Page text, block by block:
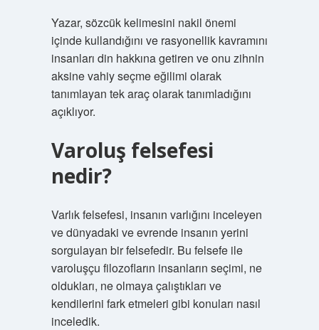
Yazar, sözcük kelimesini nakil önemi
içinde kullandığını ve rasyonellik kavramını
insanları din hakkına getiren ve onu zihnin
aksine vahiy seçme eğilimi olarak
tanımlayan tek araç olarak tanımladığını
açıklıyor.
Varoluş felsefesi
nedir?
Varlık felsefesi, insanın varlığını inceleyen
ve dünyadaki ve evrende insanın yerini
sorgulayan bir felsefedir. Bu felsefe ile
varoluşçu filozofların insanların seçimi, ne
oldukları, ne olmaya çalıştıkları ve
kendilerini fark etmeleri gibi konuları nasıl
inceledik.